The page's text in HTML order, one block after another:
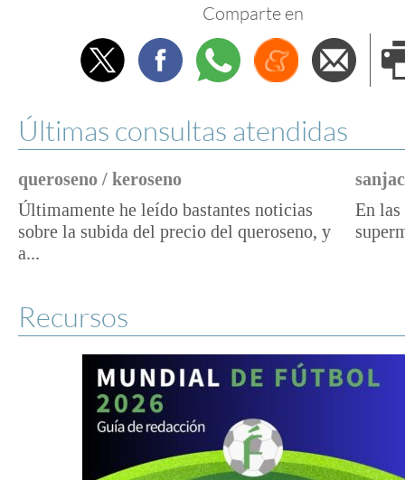
Comparte en
TwitterFacebookWhatsappMenéame
Últimas consultas atendidas
queroseno / keroseno
Últimamente he leído bastantes noticias
sobre la subida del precio del queroseno, y
a...
En las
Recursos